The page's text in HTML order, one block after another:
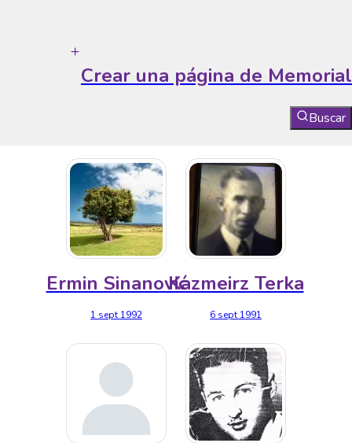
Crear una página de Memorial
Buscar
Ermin Sinanović
1 sept 1992
Kazmeirz Terka
6 sept 1991